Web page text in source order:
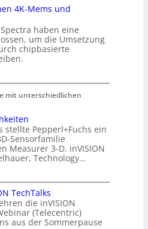
4K-Mems und
haben eine
um die Umsetzung
chipbasierte
mit unterschiedlichen
stellte Pepperl+Fuchs ein
Sensorfamilie
Measurer 3-D. inVISION
Technology…
TechTalks
die inVISION
(Telecentric)
aus der Sommerpause